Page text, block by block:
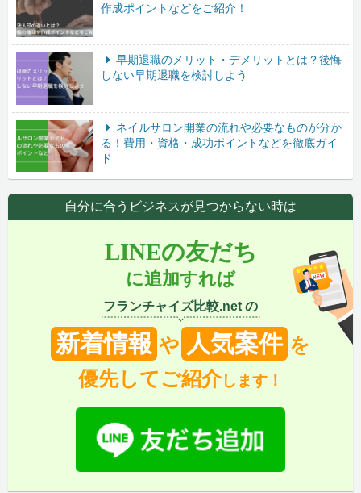
作成ポイントなどをご紹介！
早期退職のメリット・デメリットとは？後悔
しない早期退職を検討しよう
ネイルサロン開業の流れや必要なものが分か
る！費用・資格・成功ポイントなどを徹底ガイ
ド
自分に合うビジネスが見つからない時は
LINEの友だち
に追加すれば
フランチャイズ比較.net の
新着情報 や 人気案件 を
優先してご紹介します！